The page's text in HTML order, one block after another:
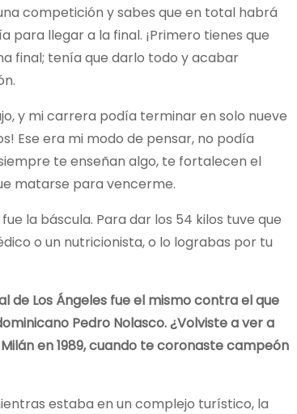
competición y sabes que en total habrá
llegar a la final. ¡Primero tienes que
final; tenía que darlo todo y acabar
y mi carrera podía terminar en solo nueve
Ese era mi modo de pensar, no podía
te enseñan algo, te fortalecen el
matarse para vencerme.
la báscula. Para dar los 54 kilos tuve que
o un nutricionista, o lo lograbas por tu
de Los Ángeles fue el mismo contra el que
Pedro Nolasco. ¿Volviste a ver a
en 1989, cuando te coronaste campeón
estaba en un complejo turístico, la